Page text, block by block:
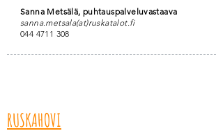
Sanna Metsälä, puhtauspalveluvastaava
sanna.metsala(at)ruskatalot.fi
044 4711 308
RUSKAHOVI